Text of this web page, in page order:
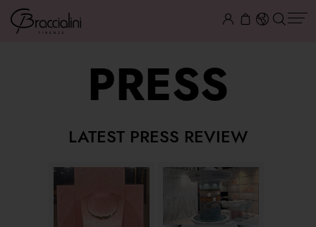
PRESS
LATEST PRESS REVIEW